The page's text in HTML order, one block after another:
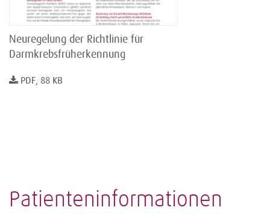
Neuregelung der Richtlinie für
Darmkrebsfrüherkennung
PDF, 88 KB
Patienteninformationen